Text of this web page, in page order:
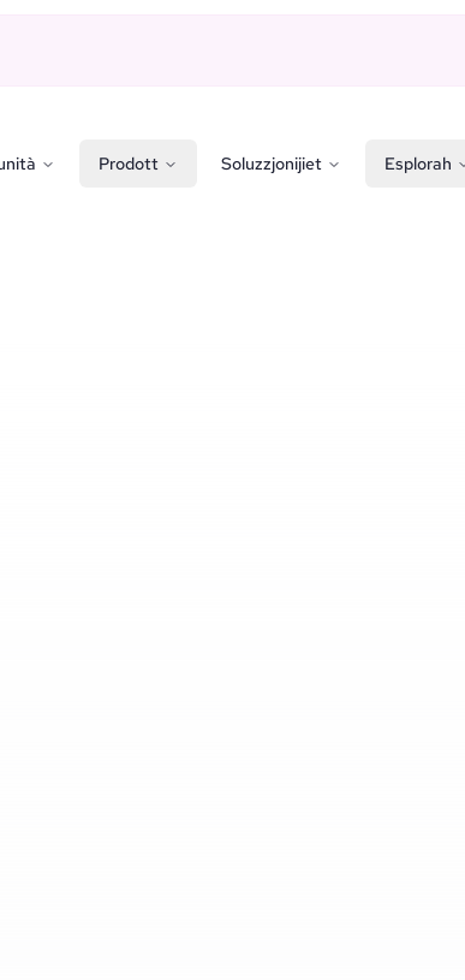
Prodott Soluzzjonijiet Esplorah